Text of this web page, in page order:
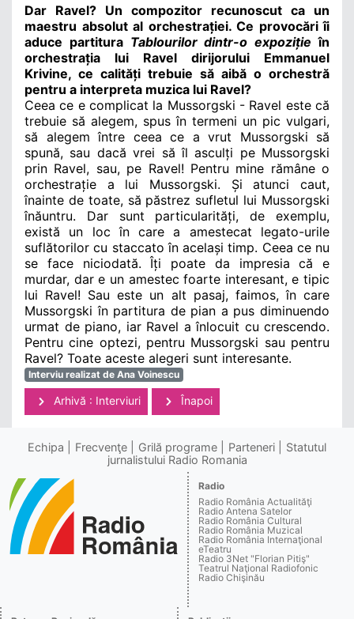
Dar Ravel? Un compozitor recunoscut ca un
maestru absolut al orchestrației. Ce provocări îi
aduce partitura Tablourilor dintr-o expoziție în
orchestrația lui Ravel dirijorului Emmanuel
Krivine, ce calități trebuie să aibă o orchestră
pentru a interpreta muzica lui Ravel?
Ceea ce e complicat la Mussorgski - Ravel este că
trebuie să alegem, spus în termeni un pic vulgari,
să alegem între ceea ce a vrut Mussorgski să
spună, sau dacă vrei să îl asculți pe Mussorgski
prin Ravel, sau, pe Ravel! Pentru mine rămâne o
orchestrație a lui Mussorgski. Și atunci caut,
înainte de toate, să păstrez sufletul lui Mussorgski
înăuntru. Dar sunt particularități, de exemplu,
există un loc în care a amestecat legato-urile
suflătorilor cu staccato în același timp. Ceea ce nu
se face niciodată. Îți poate da impresia că e
murdar, dar e un amestec foarte interesant, e tipic
lui Ravel! Sau este un alt pasaj, faimos, în care
Mussorgski în partitura de pian a pus diminuendo
urmat de piano, iar Ravel a înlocuit cu crescendo.
Pentru cine optezi, pentru Mussorgski sau pentru
Ravel? Toate aceste alegeri sunt interesante.
Interviu realizat de Ana Voinescu
Arhivă : Interviuri Înapoi
Echipa Frecvenţe Grilă programe Parteneri
Statutul
jurnalistului Radio Romania
Radio
Radio România Actualităţi
Radio Antena Satelor
Radio România Cultural
Radio România Muzical
Radio România Internaţional
eTeatru
Radio 3Net "Florian Pitiş"
Teatrul Naţional Radiofonic
Radio Chişinău